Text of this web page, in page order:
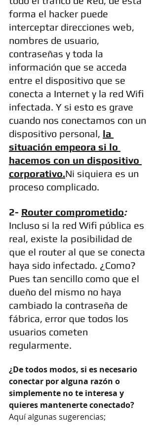
forma el hacker puede
interceptar direcciones web,
nombres de usuario,
contraseñas y toda la
información que se acceda
entre el dispositivo que se
conecta a Internet y la red Wifi
infectada. Y si esto es grave
cuando nos conectamos con un
dispositivo personal, la
situación empeora si lo
hacemos con un dispositivo
corporativo.Ni siquiera es un
proceso complicado.
2- Router comprometido:
Incluso si la red Wifi pública es
real, existe la posibilidad de
que el router al que se conecta
haya sido infectado. ¿Como?
Pues tan sencillo como que el
dueño del mismo no haya
cambiado la contraseña de
fábrica, error que todos los
usuarios cometen
regularmente.
¿De todos modos, si es necesario
conectar por alguna razón o
simplemente no te interesa y
quieres mantenerte conectado?
Aquí algunas sugerencias;